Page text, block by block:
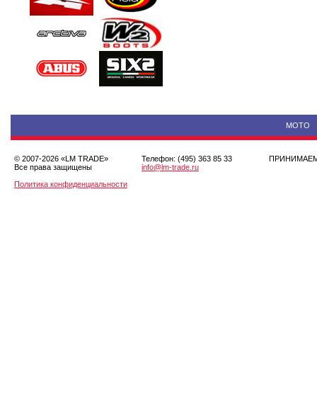
МОТО
© 2007-2026 «LM TRADE»
Все права защищены
Политика конфиденциальности
Телефон: (495) 363 85 33
info@lm-trade.ru